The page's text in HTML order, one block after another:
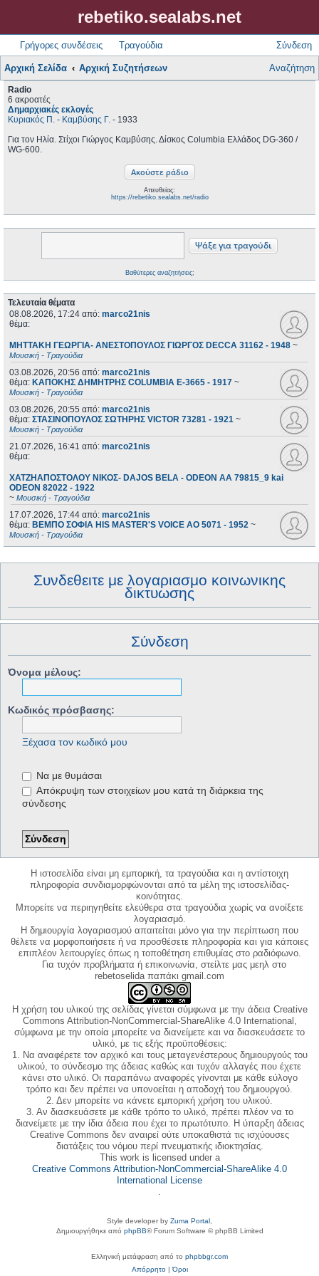
rebetiko.sealabs.net
Γρήγορες συνδέσεις Τραγούδια Σύνδεση
Αρχική Σελίδα Αρχική Συζητήσεων Αναζήτηση
Radio
6 ακροατές
Δημαρχιακές εκλογές
Κυριακός Π. - Καμβύσης Γ. - 1933
Για τον Ηλία. Στίχοι Γιώργος Καμβύσης. Δίσκος Columbia Ελλάδος DG-360 /
WG-600.
Απευθείας:
https://rebetiko.sealabs.net/radio
Βαθύτερες αναζητήσεις;
Τελευταία θέματα
08.08.2026, 17:24 από: marco21nis
θέμα:
ΜΗΤΤΑΚΗ ΓΕΩΡΓΙΑ- ΑΝΕΣΤΟΠΟΥΛΟΣ ΓΙΩΡΓΟΣ DECCA 31162 - 1948 ~
Μουσική - Τραγούδια
03.08.2026, 20:56 από: marco21nis
θέμα: ΚΑΠΟΚΗΣ ΔΗΜΗΤΡΗΣ COLUMBIA E-3665 - 1917 ~
Μουσική - Τραγούδια
03.08.2026, 20:55 από: marco21nis
θέμα: ΣΤΑΣΙΝΟΠΟΥΛΟΣ ΣΩΤΗΡΗΣ VICTOR 73281 - 1921 ~
Μουσική - Τραγούδια
21.07.2026, 16:41 από: marco21nis
θέμα:
ΧΑΤΖΗΑΠΟΣΤΟΛΟΥ ΝΙΚΟΣ- DAJOS BELA - ODEON AA 79815_9 kai
ODEON 82022 - 1922
~ Μουσική - Τραγούδια
17.07.2026, 17:44 από: marco21nis
θέμα: ΒΕΜΠΟ ΣΟΦΙΑ HIS MASTER'S VOICE AO 5071 - 1952 ~
Μουσική - Τραγούδια
Συνδεθειτε με λογαριασμο κοινωνικης
δικτυωσης
Σύνδεση
Όνομα μέλους:
Κωδικός πρόσβασης:
Ξέχασα τον κωδικό μου
Να με θυμάσαι
Απόκρυψη των στοιχείων μου κατά τη διάρκεια της
σύνδεσης
Η ιστοσελίδα είναι μη εμπορική, τα τραγούδια και η αντίστοιχη
πληροφορία συνδιαμορφώνονται από τα μέλη της ιστοσελίδας-
κοινότητας.
Μπορείτε να περιηγηθείτε ελεύθερα στα τραγούδια χωρίς να ανοίξετε
λογαριασμό.
Η δημιουργία λογαριασμού απαιτείται μόνο για την περίπτωση που
θέλετε να μορφοποιήσετε ή να προσθέσετε πληροφορία και για κάποιες
επιπλέον λειτουργίες όπως η τοποθέτηση επιθυμίας στο ραδιόφωνο.
Για τυχόν προβλήματα ή επικοινωνία, στείλτε μας μεηλ στο
rebetoselida παπάκι gmail.com
Η χρήση του υλικού της σελίδας γίνεται σύμφωνα με την άδεια Creative
Commons Attribution-NonCommercial-ShareAlike 4.0 International,
σύμφωνα με την οποία μπορείτε να διανείμετε και να διασκευάσετε το
υλικό, με τις εξής προϋποθέσεις:
1. Να αναφέρετε τον αρχικό και τους μεταγενέστερους δημιουργούς του
υλικού, το σύνδεσμο της άδειας καθώς και τυχόν αλλαγές που έχετε
κάνει στο υλικό. Οι παραπάνω αναφορές γίνονται με κάθε εύλογο
τρόπο και δεν πρέπει να υπονοείται η αποδοχή του δημιουργού.
2. Δεν μπορείτε να κάνετε εμπορική χρήση του υλικού.
3. Αν διασκευάσετε με κάθε τρόπο το υλικό, πρέπει πλέον να το
διανείμετε με την ίδια άδεια που έχει το πρωτότυπο. Η ύπαρξη άδειας
Creative Commons δεν αναιρεί ούτε υποκαθιστά τις ισχύουσες
διατάξεις του νόμου περί πνευματικής ιδιοκτησίας.
This work is licensed under a
Creative Commons Attribution-NonCommercial-ShareAlike 4.0
International License
.
Style developer by Zuma Portal
Δημιουργήθηκε από phpBB® Forum Software © phpBB Limited
Ελληνική μετάφραση από το phpbbgr.com
Απόρρητο|Όροι